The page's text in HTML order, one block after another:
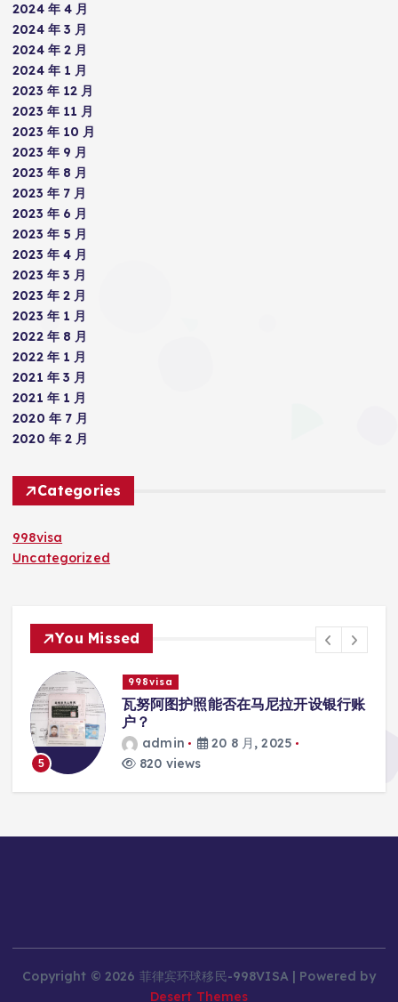
2024 年 4 月
2024 年 3 月
2024 年 2 月
2024 年 1 月
2023 年 12 月
2023 年 11 月
2023 年 10 月
2023 年 9 月
2023 年 8 月
2023 年 7 月
2023 年 6 月
2023 年 5 月
2023 年 4 月
2023 年 3 月
2023 年 2 月
2023 年 1 月
2022 年 8 月
2022 年 1 月
2021 年 3 月
2021 年 1 月
2020 年 7 月
2020 年 2 月
Categories
998visa
Uncategorized
You Missed
5
998visa
瓦努阿图护照能否在马尼拉开设银行账
户？
admin
20 8 月, 2025
820 views
Copyright © 2026 菲律宾环球移民-998VISA | Powered by
Desert Themes